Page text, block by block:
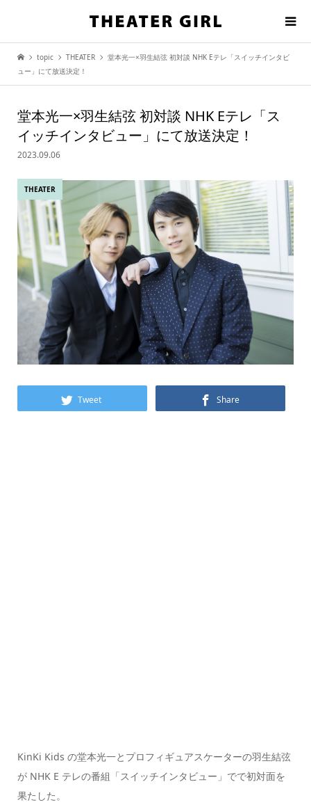
topic THEATER
堂本光一×羽生結弦 初対談 NHK Eテレ「スイッチインタビ
ュー」にて放送決定！
堂本光一×羽生結弦 初対談 NHK Eテレ「ス
イッチインタビュー」にて放送決定！
2023.09.06
THEATER
Tweet Share
KinKi Kids の堂本光一とプロフィギュアスケーターの羽生結弦
が NHK E テレの番組「スイッチインタビュー」でで初対面を
果たした。